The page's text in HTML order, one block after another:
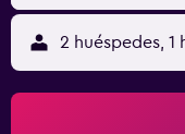
incluyen escritorio,
ofrece servicio de
limpieza todos los
hipoalergénicos. Los
este hotel incluyen
2 huéspedes, 1